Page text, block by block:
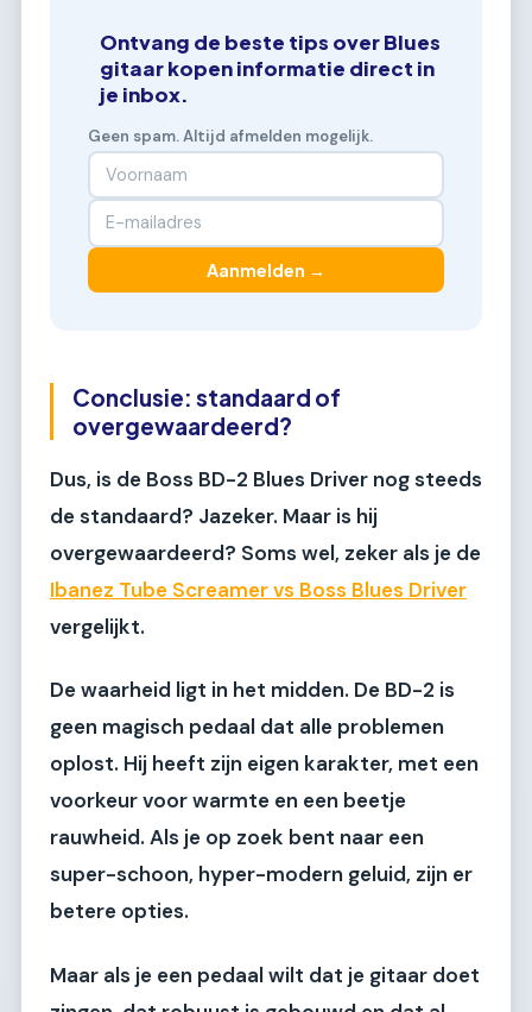
Ontvang de beste tips over Blues
gitaar kopen informatie direct in
je inbox.
Geen spam. Altijd afmelden mogelijk.
Aanmelden →
Conclusie: standaard of
overgewaardeerd?
Dus, is de Boss BD-2 Blues Driver nog steeds
de standaard? Jazeker. Maar is hij
overgewaardeerd? Soms wel, zeker als je de
Ibanez Tube Screamer vs Boss Blues Driver
vergelijkt.
De waarheid ligt in het midden. De BD-2 is
geen magisch pedaal dat alle problemen
oplost. Hij heeft zijn eigen karakter, met een
voorkeur voor warmte en een beetje
rauwheid. Als je op zoek bent naar een
super-schoon, hyper-modern geluid, zijn er
betere opties.
Maar als je een pedaal wilt dat je gitaar doet